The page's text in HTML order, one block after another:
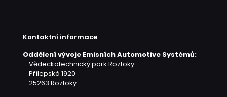
Kontaktní informace
Oddělení vývoje Emisních Automotive Systémů:
Vědeckotechnický park Roztoky
Přílepská 1920
25263 Roztoky